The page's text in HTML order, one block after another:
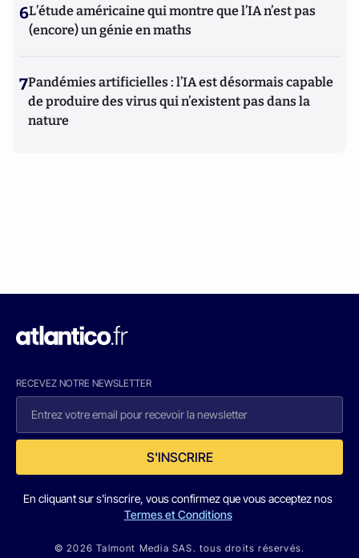
6L’étude américaine qui montre que l’IA n’est pas
(encore) un génie en maths
7Pandémies artificielles : l’IA est désormais capable
de produire des virus qui n’existent pas dans la
nature
RECEVEZ NOTRE NEWSLETTER
S'INSCRIRE
En cliquant sur s'inscrire, vous confirmez que vous acceptez nos
Termes et Conditions
© 2026 Talmont Media SAS. tous droits réservés.